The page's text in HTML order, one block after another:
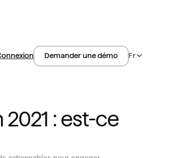
Demander une démo Fr
: est-ce